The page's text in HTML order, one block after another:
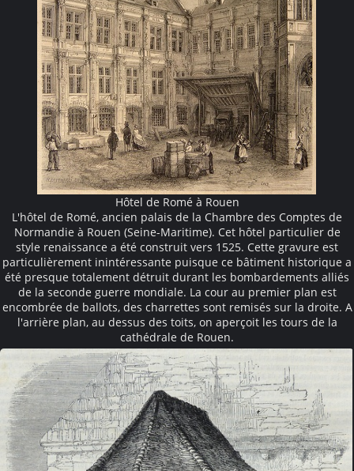
Hôtel de Romé à Rouen
L'hôtel de Romé, ancien palais de la Chambre des Comptes de
Normandie à Rouen (Seine-Maritime). Cet hôtel particulier de
style renaissance a été construit vers 1525. Cette gravure est
particulièrement inintéressante puisque ce bâtiment historique a
été presque totalement détruit durant les bombardements alliés
de la seconde guerre mondiale. La cour au premier plan est
encombrée de ballots, des charrettes sont remisés sur la droite. A
l'arrière plan, au dessus des toits, on aperçoit les tours de la
cathédrale de Rouen.